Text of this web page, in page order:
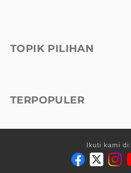
TOPIK PILIHAN
TERPOPULER
Ikuti kami di: